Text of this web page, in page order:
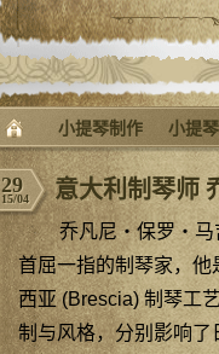
小提琴制作 小提
意大利制琴师
乔凡尼‧保罗‧马
首屈一指的制琴家，他
西亚 (Brescia) 制琴工
制与风格，分别影响了
29
15/04